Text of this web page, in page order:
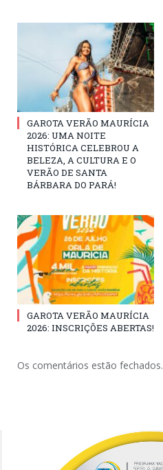
GAROTA VERÃO MAURÍCIA
2026: UMA NOITE
HISTÓRICA CELEBROU A
BELEZA, A CULTURA E O
VERÃO DE SANTA
BÁRBARA DO PARÁ!
GAROTA VERÃO MAURÍCIA
2026: INSCRIÇÕES ABERTAS!
Os comentários estão fechados.